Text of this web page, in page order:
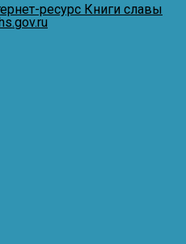
ресурс Книги славы